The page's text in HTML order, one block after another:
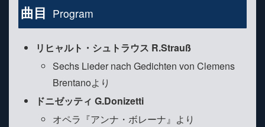
曲目 Program
リヒャルト・シュトラウス R.Strauß
Sechs Lieder nach Gedichten von Clemens
Brentanoより
ドニゼッティ G.Donizetti
オペラ『アンナ・ボレーナ』より